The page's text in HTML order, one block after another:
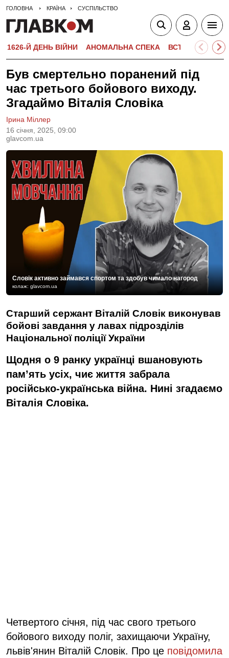
ГОЛОВНА КРАЇНА СУСПІЛЬСТВО
1626-Й ДЕНЬ ВІЙНИ АНОМАЛЬНА СПЕКА ВСТУПНА
Був смертельно поранений під
час третього бойового виходу.
Згадаймо Віталія Словіка
16 сiчня, 2025, 09:00
glavcom.ua
Ірина Міллер
Словік активно займався спортом та здобув чимало нагород
колаж: glavcom.ua
Старший сержант Віталій Словік виконував
бойові завдання у лавах підрозділів
Національної поліції України
Щодня о 9 ранку українці вшановують
пам’ять усіх, чиє життя забрала
російсько-українська війна. Нині згадаємо
Віталія Словіка.
Четвертого січня, під час свого третього
бойового виходу поліг, захищаючи Україну,
львів'янин Віталій Словік. Про це повідомила